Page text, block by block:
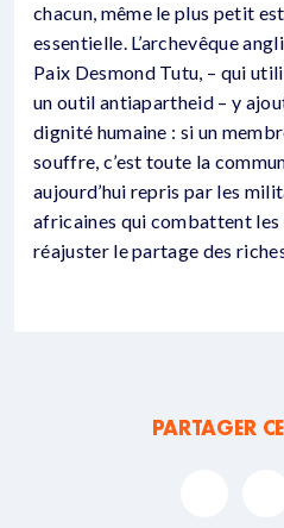
chacun, même le plus petit
essentielle. L’archevêque
Paix Desmond Tutu, – qui
un outil antiapartheid – y
dignité humaine : si un
souffre, c’est toute la
aujourd’hui repris par les
africaines qui combattent
réajuster le partage des
PARTAGER